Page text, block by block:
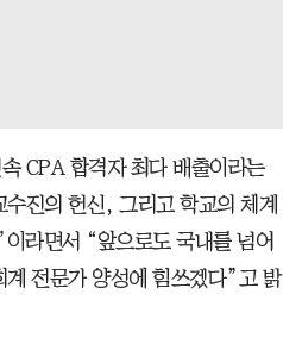
CPA 합격자 최다 배출이라는
진의 헌신, 그리고 학교의 체계
라면서 “앞으로도 국내를 넘어
전문가 양성에 힘쓰겠다”고 밝